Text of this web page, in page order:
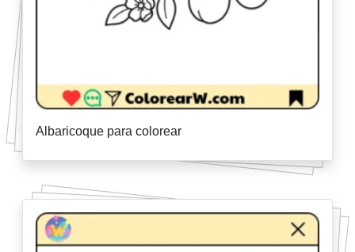
Albaricoque para colorear